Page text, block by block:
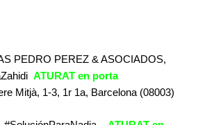
PEDRO PEREZ & ASOCIADOS,
ATURAT en porta
Mitjà, 1-3, 1r 1a, Barcelona (08003)